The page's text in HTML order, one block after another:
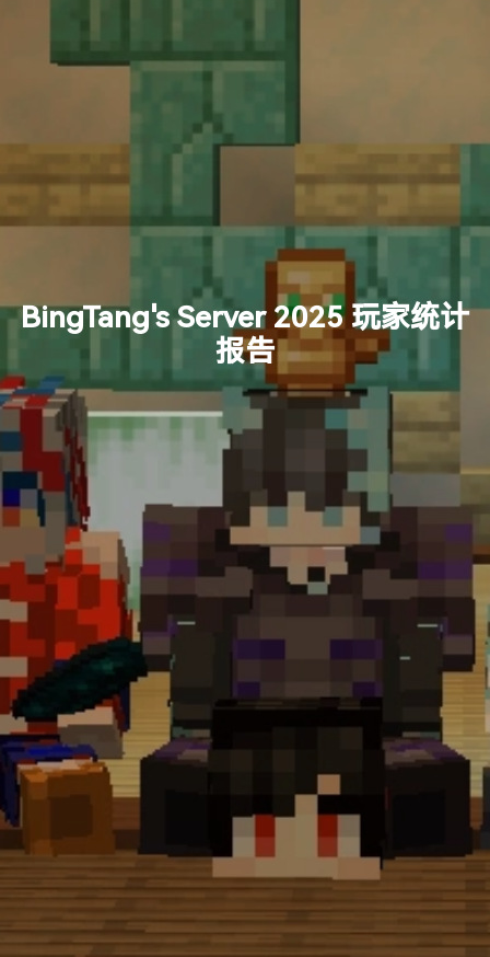
BingTang's Server 2025 玩家统计
报告